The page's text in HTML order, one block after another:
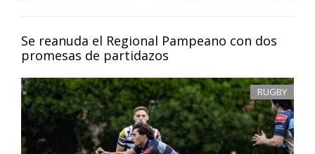
Se reanuda el Regional Pampeano con dos
promesas de partidazos
RUGBY